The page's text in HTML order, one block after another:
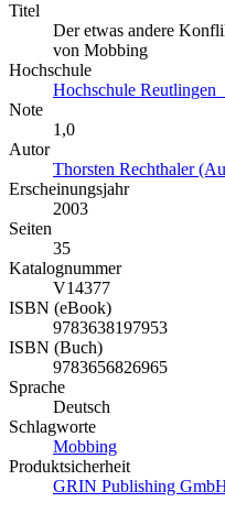
Titel
Der etwas andere
von Mobbing
Hochschule
Hochschule Reutlingen
Note
1,0
Autor
Thorsten Rechthaler
Erscheinungsjahr
2003
Seiten
35
Katalognummer
V14377
ISBN (eBook)
9783638197953
ISBN (Buch)
9783656826965
Sprache
Deutsch
Schlagworte
Mobbing
Produktsicherheit
GRIN Publishing